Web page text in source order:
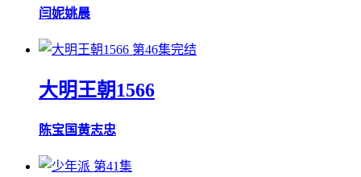
闫妮姚晨
第46集完结
大明王朝1566
陈宝国黄志忠
第41集